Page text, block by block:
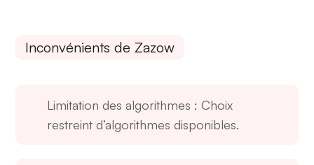
Inconvénients de Zazow
Limitation des algorithmes : Choix
restreint d’algorithmes disponibles.